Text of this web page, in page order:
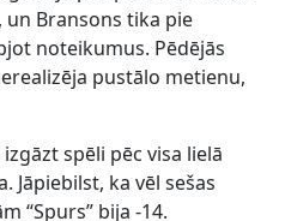
un Bransons tika pie
noteikumus. Pēdējās
pustālo metienu,
spēli pēc visa lielā
Jāpiebilst, ka vēl sešas
“Spurs” bija -14.